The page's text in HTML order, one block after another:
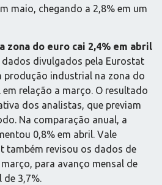
maio, chegando a 2,8% em um
zona do euro cai 2,4% em abril
dados divulgados pela Eurostat
produção industrial na zona do
relação a março. O resultado
dos analistas, que previam
Na comparação anual, a
0,8% em abril. Vale
também revisou os dados de
para avanço mensal de
de 3,7%.